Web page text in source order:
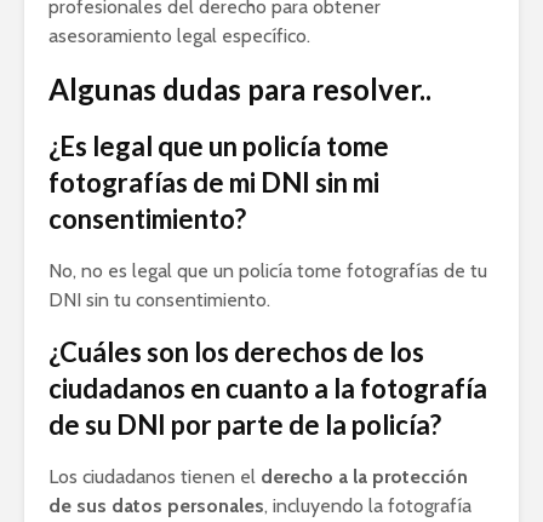
profesionales del derecho para obtener
asesoramiento legal específico.
Algunas dudas para resolver..
¿Es legal que un policía tome
fotografías de mi DNI sin mi
consentimiento?
No, no es legal que un policía tome fotografías de tu
DNI sin tu consentimiento.
¿Cuáles son los derechos de los
ciudadanos en cuanto a la fotografía
de su DNI por parte de la policía?
Los ciudadanos tienen el derecho a la protección
de sus datos personales, incluyendo la fotografía